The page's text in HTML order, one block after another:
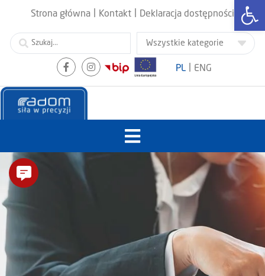
Strona główna Kontakt Deklaracja dostępności
PL ENG